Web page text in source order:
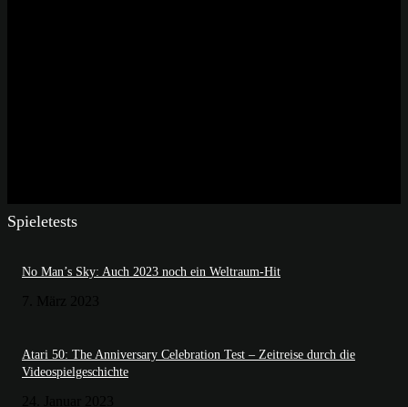
Spieletests
No Man’s Sky: Auch 2023 noch ein Weltraum-Hit
Atari 50: The Anniversary Celebration Test – Zeitreise durch die
Videospielgeschichte